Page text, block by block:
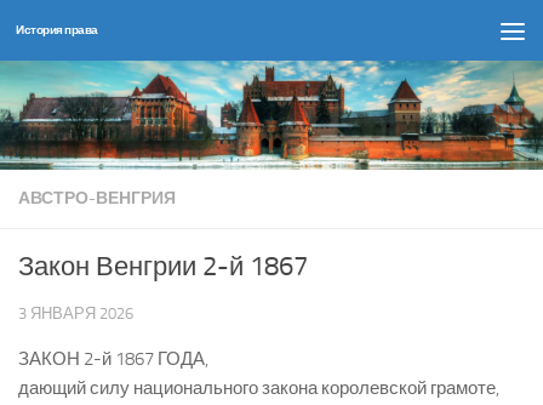
Перейти к содержимому
История права
АВСТРО-ВЕНГРИЯ
Закон Венгрии 2-й 1867
3 ЯНВАРЯ 2026
ЗАКОН 2-й 1867 ГОДА,
дающий силу национального закона королевской грамоте,